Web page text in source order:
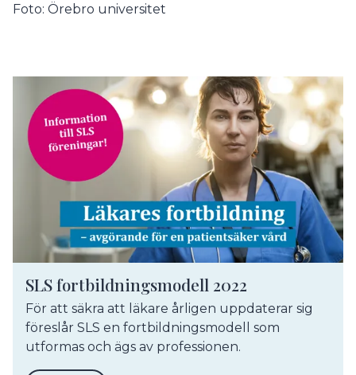
Foto: Örebro universitet
SLS fortbildningsmodell 2022
För att säkra att läkare årligen uppdaterar sig
föreslår SLS en fortbildningsmodell som
utformas och ägs av professionen.